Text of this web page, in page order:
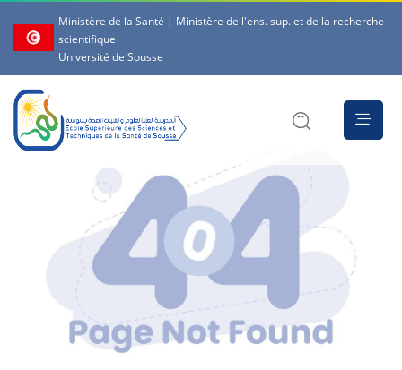
Ministère de la Santé | Ministère de l'ens. sup. et de la recherche
scientifique
Université de Sousse